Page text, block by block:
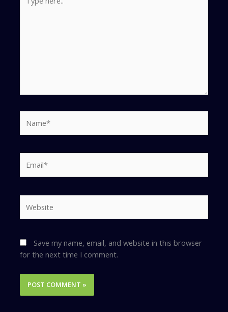
here..
Save my name, email, and website in this browser
for the next time I comment.